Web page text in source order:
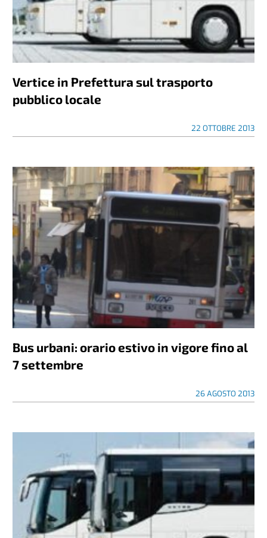
Vertice in Prefettura sul trasporto
pubblico locale
22 OTTOBRE 2013
Bus urbani: orario estivo in vigore fino al
7 settembre
26 AGOSTO 2013